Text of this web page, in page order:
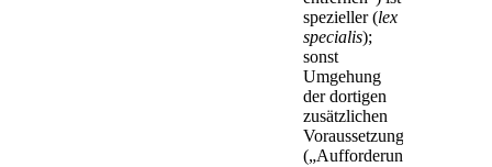
spezieller (lex
specialis);
sonst
Umgehung
der dortigen
zusätzlichen
Voraussetzung
(„Aufforderung“)